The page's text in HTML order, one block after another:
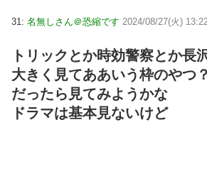
31: 名無しさん＠恐縮です 2024/08/27(火)
トリックとか時効警察とか長
大きく見てああいう枠のやつ？
だったら見てみようかな
ドラマは基本見ないけど